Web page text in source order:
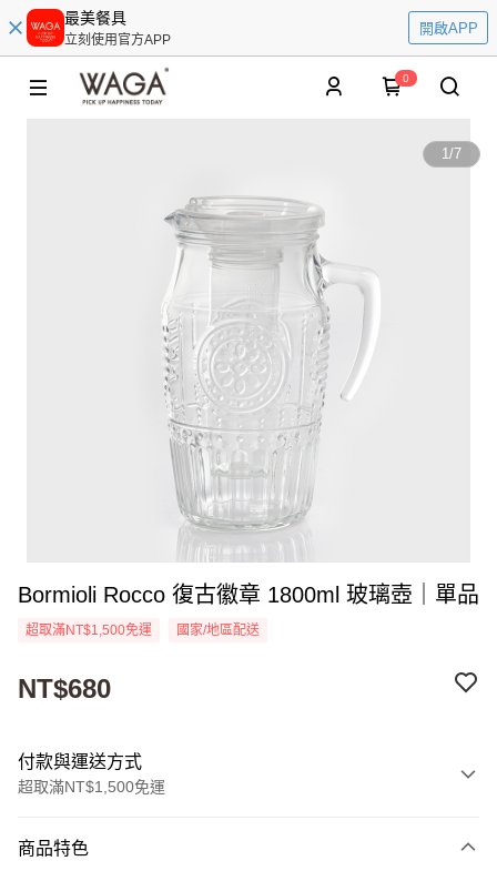
最美餐具
立刻使用官方APP
開啟APP
0
1/7
Bormioli Rocco 復古徽章 1800ml 玻璃壺｜單品
超取滿NT$1,500免運 國家/地區配送
NT$680
付款與運送方式
超取滿NT$1,500免運
信用卡一次付款
商品特色